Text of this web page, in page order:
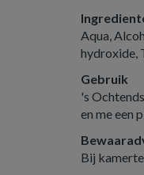
Aqua,
hydroxide,
Gebruik
's
en me een
Bij